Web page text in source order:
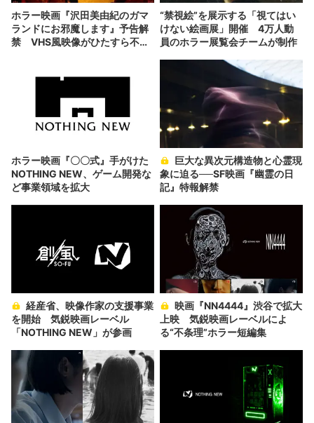
ホラー映画『沢田美由紀のガマ
ランドにお邪魔します』予告解
禁 VHS風映像がひたすら不気
“禁視絵”を展示する「視てはい
けない絵画展」開催 4万人動
員のホラー展覧会チームが制作
ホラー映画『〇〇式』手がけた
NOTHING NEW、ゲーム開発な
ど事業領域を拡大
象に迫る──SF映画『幽霊の日
記』特報解禁
を開始 気鋭映画レーベル
「NOTHING NEW」が参画
上映 気鋭映画レーベルによ
る“不条理”ホラー短編集